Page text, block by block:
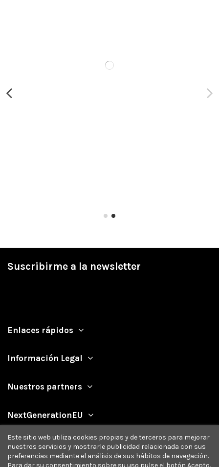
Suscribirme a la newsletter
Enlaces rápidos
Información Legal
Nuestros partners
NextGenerationEU
Este sitio web utiliza cookies propias y de terceros para mejorar
nuestros servicios y mostrarle publicidad relacionada con sus
preferencias mediante el análisis de sus hábitos de navegación.
Para dar su consentimiento sobre su uso pulse el botón Acepto.